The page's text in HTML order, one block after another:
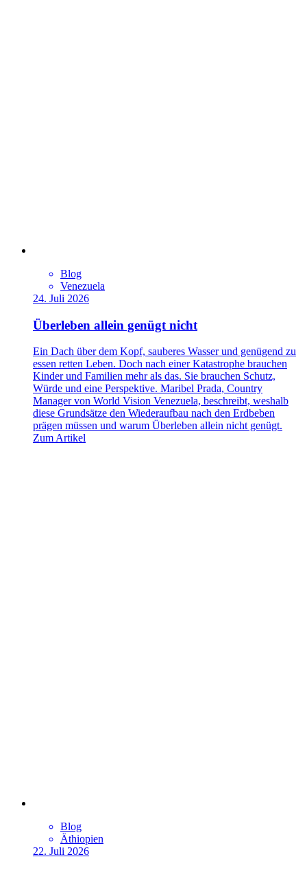
Blog
Venezuela
24. Juli 2026
Überleben allein genügt nicht
Ein Dach über dem Kopf, sauberes Wasser und genügend zu
essen retten Leben. Doch nach einer Katastrophe brauchen
Kinder und Familien mehr als das. Sie brauchen Schutz,
Würde und eine Perspektive. Maribel Prada, Country
Manager von World Vision Venezuela, beschreibt, weshalb
diese Grundsätze den Wiederaufbau nach den Erdbeben
prägen müssen und warum Überleben allein nicht genügt.
Zum Artikel
Blog
Äthiopien
22. Juli 2026